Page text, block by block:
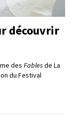
découvrir
des Fables de La
du Festival